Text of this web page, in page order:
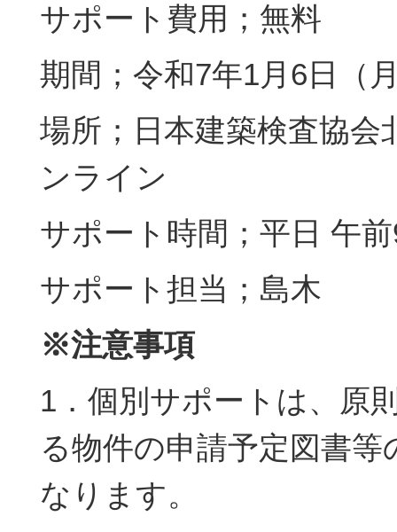
サポート費用；無料
期間；令和7年1月6日（
場所；日本建築検査協会
ンライン
サポート時間；平日 午
サポート担当；島木
※注意事項
1．個別サポートは、原
る物件の申請予定図書等
なります。